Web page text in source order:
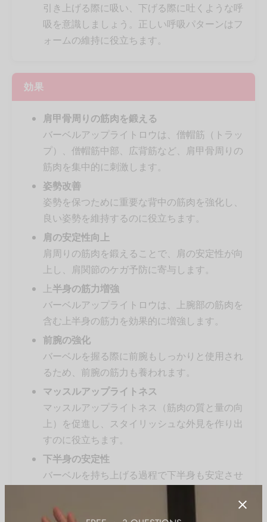
引き上げる際に吸い、下げる際に吐くような呼
吸を意識しましょう。正しい呼吸パターンはフ
ォームの維持に役立ちます。
効果
肩甲骨周りの筋肉を鍛える
バーベルアップライトロウは、僧帽筋（トラッ
プ）、僧帽筋中部、広背筋など、肩甲骨周りの
筋肉を集中的に刺激します。
姿勢改善
姿勢を保つために重要な背中の筋肉を強化し、
良い姿勢を維持するのに役立ちます。
肩の安定性向上
肩周りの筋肉を鍛えることで、肩の安定性が向
上し、肩関節のケガ予防に寄与します。
上半身の筋力増強
バーベルアップライトロウは、上腕部の筋肉を
含む上半身の筋力を効果的に増強します。
前腕の強化
バーベルを握る際に前腕もしっかりと使用され
るため、前腕の筋力も養われます。
マッスルアップライトネス
マッスルアップライトネス（筋肉の質と量の向
上）を促進し、スタイリッシュな外見を作り出
すのに役立ちます。
下半身の安定性
バーベルを持ち上げる過程で下半身も安定させ
トータルボディワークアウト